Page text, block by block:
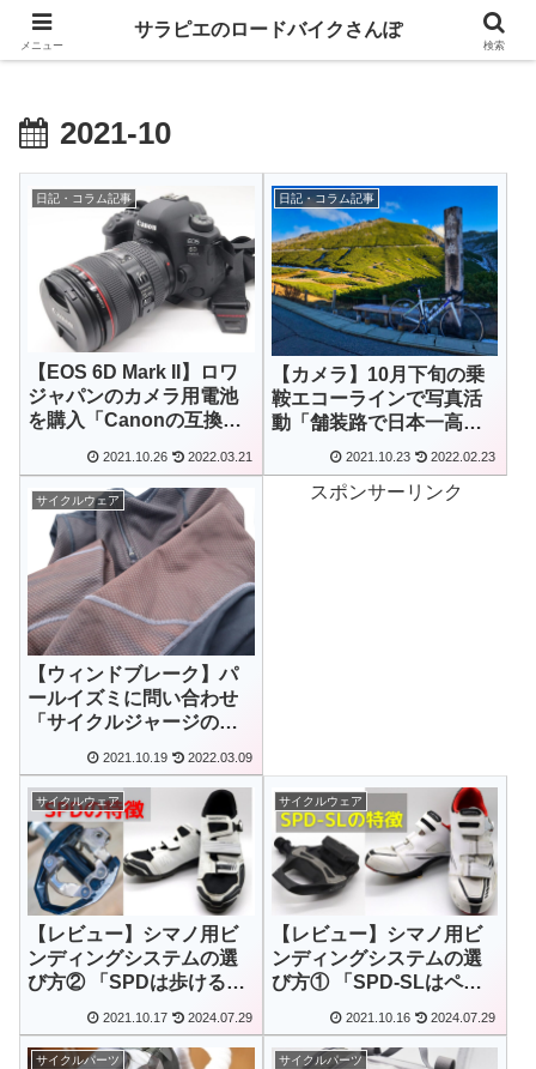
GIANT乗りが自転車パーツのレビューとロングライドの魅力を語るブログ
2021-10
日記・コラム記事
【EOS 6D Mark II】ロワ
ジャパンのカメラ用電池
を購入「Canonの互換バ
のブランド」
2021.10.26 2022.03.21
日記・コラム記事
【カメラ】10月下旬の乗
鞍エコーラインで写真活
動「舗装路で日本一高い
場所はもう冬」～長野県
松本市～
2021.10.23 2022.02.23
サイクルウェア
【ウィンドブレーク】パ
ールイズミに問い合わせ
「サイクルジャージの変
2021.10.19 2022.03.09
スポンサーリンク
サイクルウェア
【レビュー】シマノ用ビ
ンディングシステムの選
び方② 「SPDは歩けるサ
2021.10.17 2024.07.29
サイクルウェア
【レビュー】シマノ用ビ
ンディングシステムの選
び方① 「SPD‐SLはペダ
リングシューズ」
2021.10.16 2024.07.29
サイクルパーツ サイクルパーツ
メニュー
サラピエのロードバイクさんぽ
検索